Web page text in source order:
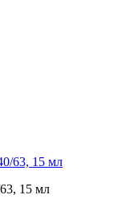
15 мл